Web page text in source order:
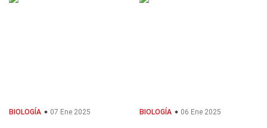
BIOLOGÍA 07 Ene 2025 BIOLOGÍA 06 Ene 2025